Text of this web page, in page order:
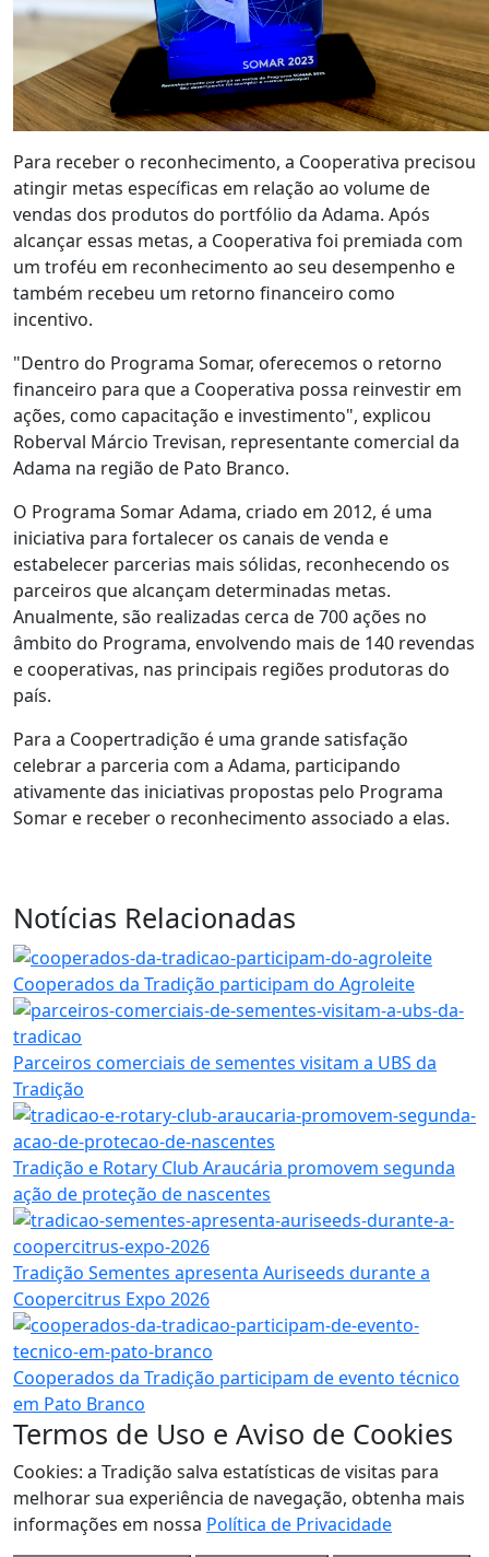
Para receber o reconhecimento, a Cooperativa precisou
atingir metas específicas em relação ao volume de
vendas dos produtos do portfólio da Adama. Após
alcançar essas metas, a Cooperativa foi premiada com
um troféu em reconhecimento ao seu desempenho e
também recebeu um retorno financeiro como
incentivo.
"Dentro do Programa Somar, oferecemos o retorno
financeiro para que a Cooperativa possa reinvestir em
ações, como capacitação e investimento", explicou
Roberval Márcio Trevisan, representante comercial da
Adama na região de Pato Branco.
O Programa Somar Adama, criado em 2012, é uma
iniciativa para fortalecer os canais de venda e
estabelecer parcerias mais sólidas, reconhecendo os
parceiros que alcançam determinadas metas.
Anualmente, são realizadas cerca de 700 ações no
âmbito do Programa, envolvendo mais de 140 revendas
e cooperativas, nas principais regiões produtoras do
país.
Para a Coopertradição é uma grande satisfação
celebrar a parceria com a Adama, participando
ativamente das iniciativas propostas pelo Programa
Somar e receber o reconhecimento associado a elas.
Notícias Relacionadas
Cooperados da Tradição participam do Agroleite
Parceiros comerciais de sementes visitam a UBS da
Tradição
Tradição e Rotary Club Araucária promovem segunda
ação de proteção de nascentes
Tradição Sementes apresenta Auriseeds durante a
Coopercitrus Expo 2026
Cooperados da Tradição participam de evento técnico
em Pato Branco
Termos de Uso e Aviso de Cookies
Cookies: a Tradição salva estatísticas de visitas para
melhorar sua experiência de navegação, obtenha mais
informações em nossa Política de Privacidade